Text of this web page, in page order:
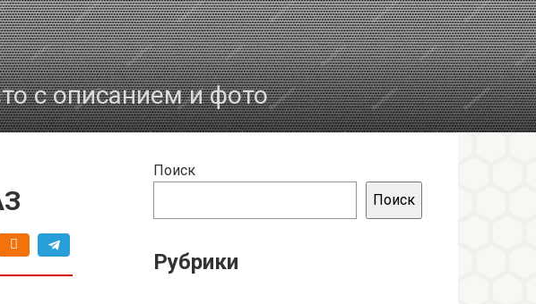
с описанием и фото
Поиск
Поиск
Рубрики